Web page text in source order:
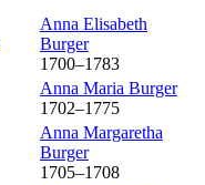
Anna Elisabeth
Burger
1700–1783
Anna Maria Burger
1702–1775
Anna Margaretha
Burger
1705–1708